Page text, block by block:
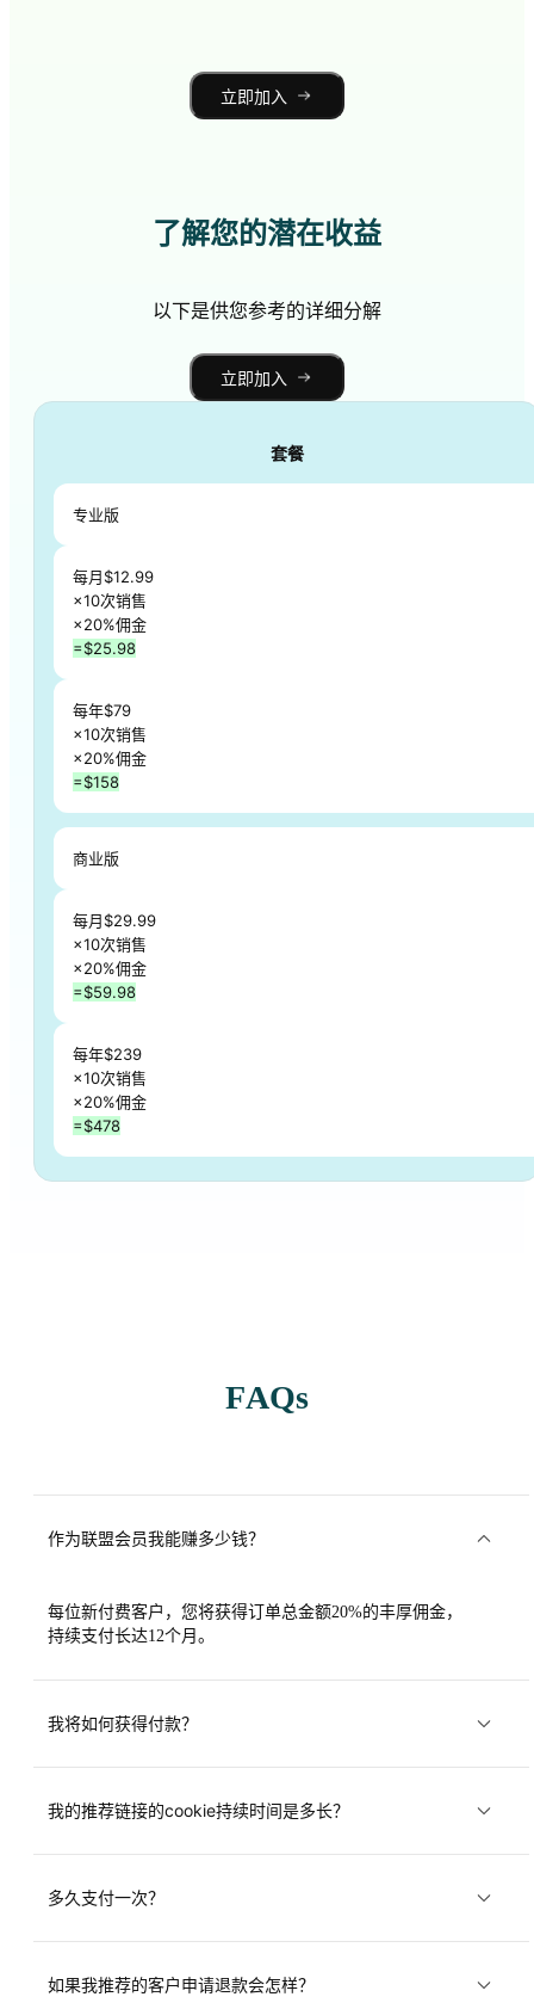
立即加入
了解您的潜在收益
以下是供您参考的详细分解
立即加入
套餐
专业版
每月$12.99
×10次销售
×20%佣金
=$25.98
每年$79
×10次销售
×20%佣金
=$158
商业版
每月$29.99
×10次销售
×20%佣金
=$59.98
每年$239
×10次销售
×20%佣金
=$478
FAQs
作为联盟会员我能赚多少钱？
每位新付费客户，您将获得订单总金额20%的丰厚佣金，
持续支付长达12个月。
我将如何获得付款？
我的推荐链接的cookie持续时间是多长？
多久支付一次？
如果我推荐的客户申请退款会怎样？